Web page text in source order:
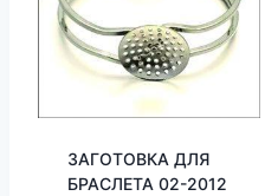
ЗАГОТОВКА ДЛЯ
БРАСЛЕТА 02-2012